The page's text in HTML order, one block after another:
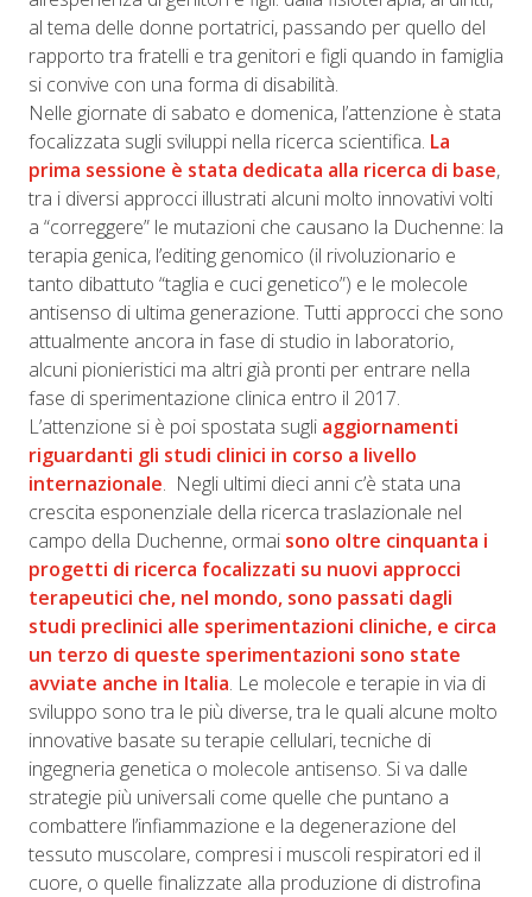
al tema delle donne portatrici, passando per quello del
rapporto tra fratelli e tra genitori e figli quando in famiglia
si convive con una forma di disabilità.
Nelle giornate di sabato e domenica, l’attenzione è stata
focalizzata sugli sviluppi nella ricerca scientifica. La
prima sessione è stata dedicata alla ricerca di base,
tra i diversi approcci illustrati alcuni molto innovativi volti
a “correggere” le mutazioni che causano la Duchenne: la
terapia genica, l’editing genomico (il rivoluzionario e
tanto dibattuto “taglia e cuci genetico”) e le molecole
antisenso di ultima generazione. Tutti approcci che sono
attualmente ancora in fase di studio in laboratorio,
alcuni pionieristici ma altri già pronti per entrare nella
fase di sperimentazione clinica entro il 2017.
L’attenzione si è poi spostata sugli aggiornamenti
riguardanti gli studi clinici in corso a livello
internazionale. Negli ultimi dieci anni c’è stata una
crescita esponenziale della ricerca traslazionale nel
campo della Duchenne, ormai sono oltre cinquanta i
progetti di ricerca focalizzati su nuovi approcci
terapeutici che, nel mondo, sono passati dagli
studi preclinici alle sperimentazioni cliniche, e circa
un terzo di queste sperimentazioni sono state
avviate anche in Italia. Le molecole e terapie in via di
sviluppo sono tra le più diverse, tra le quali alcune molto
innovative basate su terapie cellulari, tecniche di
ingegneria genetica o molecole antisenso. Si va dalle
strategie più universali come quelle che puntano a
combattere l’infiammazione e la degenerazione del
tessuto muscolare, compresi i muscoli respiratori ed il
cuore, o quelle finalizzate alla produzione di distrofina